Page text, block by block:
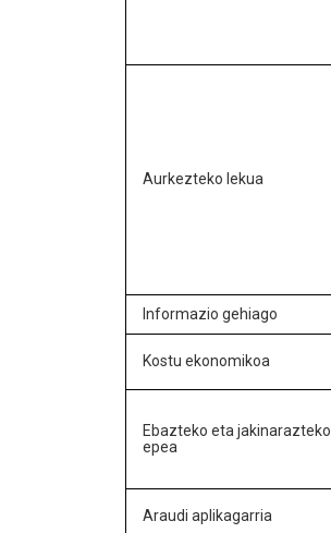
Aurkezteko lekua
Informazio gehiago
Kostu ekonomikoa
Ebazteko eta jakinarazteko
epea
Araudi aplikagarria